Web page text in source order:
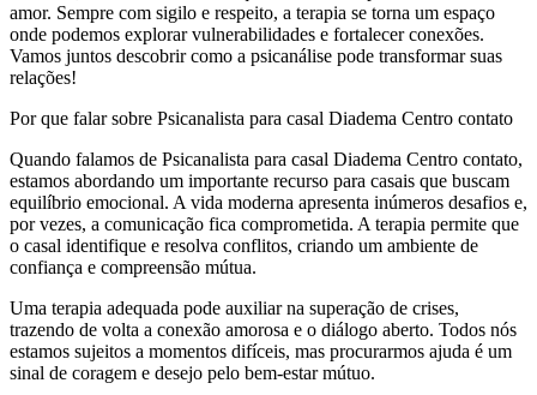
amor. Sempre com sigilo e respeito, a terapia se torna um espaço
onde podemos explorar vulnerabilidades e fortalecer conexões.
Vamos juntos descobrir como a psicanálise pode transformar suas
relações!
Por que falar sobre Psicanalista para casal Diadema Centro contato
Quando falamos de Psicanalista para casal Diadema Centro contato,
estamos abordando um importante recurso para casais que buscam
equilíbrio emocional. A vida moderna apresenta inúmeros desafios e,
por vezes, a comunicação fica comprometida. A terapia permite que
o casal identifique e resolva conflitos, criando um ambiente de
confiança e compreensão mútua.
Uma terapia adequada pode auxiliar na superação de crises,
trazendo de volta a conexão amorosa e o diálogo aberto. Todos nós
estamos sujeitos a momentos difíceis, mas procurarmos ajuda é um
sinal de coragem e desejo pelo bem-estar mútuo.